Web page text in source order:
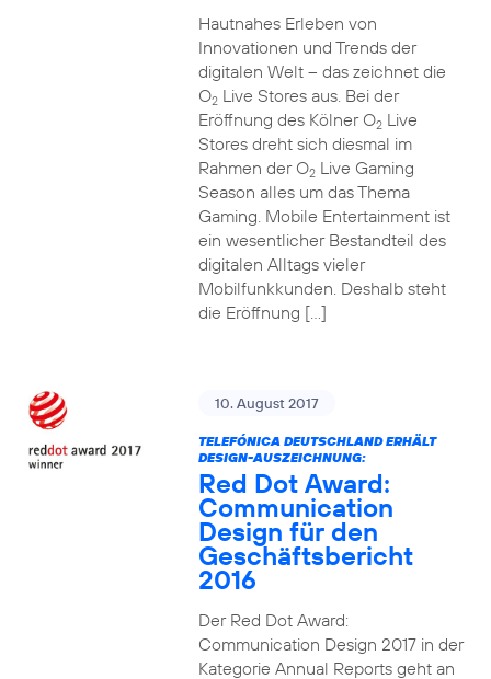
Hautnahes Erleben von
Innovationen und Trends der
digitalen Welt – das zeichnet die
O2Live Stores aus. Bei der
Eröffnung des Kölner O2Live
Stores dreht sich diesmal im
Rahmen der O2Live Gaming
Season alles um das Thema
Gaming. Mobile Entertainment ist
ein wesentlicher Bestandteil des
digitalen Alltags vieler
Mobilfunkkunden. Deshalb steht
die Eröffnung […]
10. August 2017
TELEFÓNICA DEUTSCHLAND ERHÄLT
DESIGN-AUSZEICHNUNG:
Red Dot Award:
Communication
Design für den
Geschäftsbericht
2016
Der Red Dot Award:
Communication Design 2017 in der
Kategorie Annual Reports geht an